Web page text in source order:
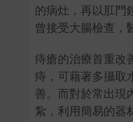
的病灶，再以肛門
曾接受大腸檢查，
痔瘡的治療首重改
痔，可藉著多攝取
善。而對於常出現
紮，利用簡易的器